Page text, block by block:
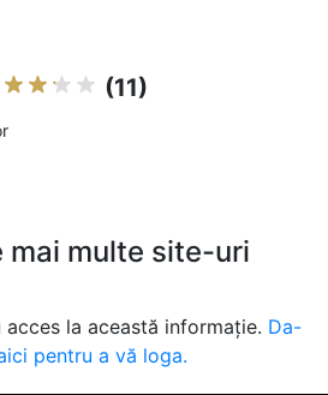
(11)
mai multe site-uri
la această informație. Da-
pentru a vă loga.